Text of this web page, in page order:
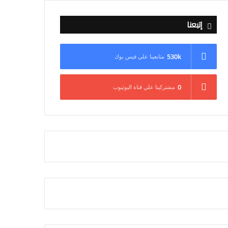
إتبعنا
530k متابعينا علي فيس بوك
0 مشتركينا علي قناة اليوتيوب